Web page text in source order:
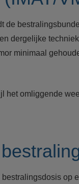
de
dergelijke
minimaal
het omliggende
op